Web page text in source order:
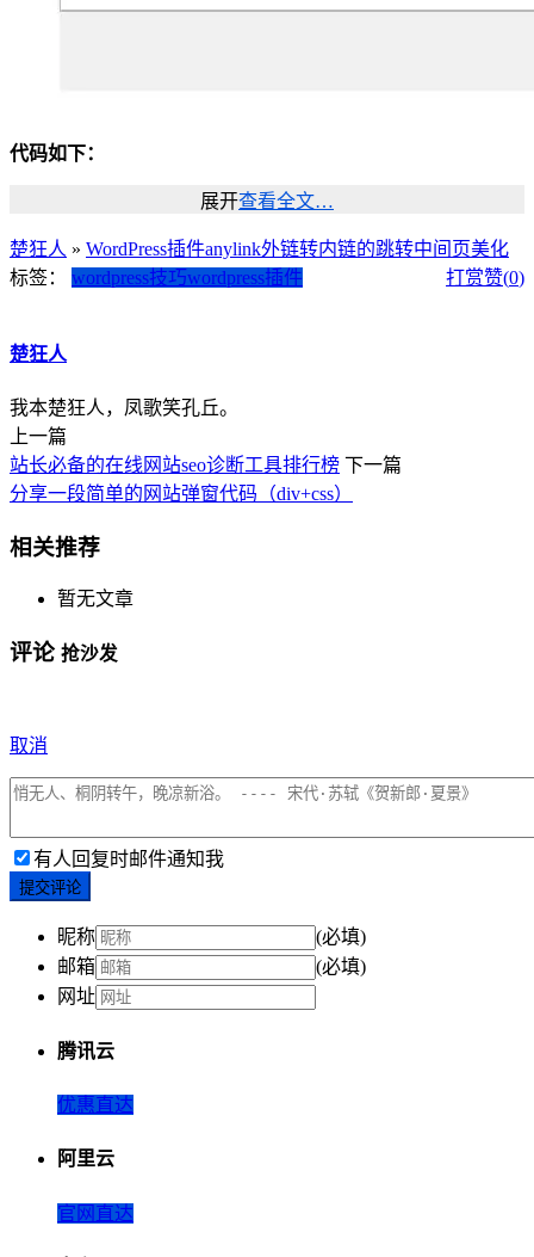
代码如下：
展开查看全文…
楚狂人 » WordPress插件anylink外链转内链的跳转中间页美化
打赏赞(0)
标签： wordpress技巧wordpress插件
楚狂人
我本楚狂人，凤歌笑孔丘。
上一篇
站长必备的在线网站seo诊断工具排行榜 下一篇
分享一段简单的网站弹窗代码（div+css）
相关推荐
暂无文章
评论 抢沙发
取消
有人回复时邮件通知我
提交评论
昵称
(必填)
邮箱
(必填)
网址
腾讯云
优惠直达
阿里云
官网直达